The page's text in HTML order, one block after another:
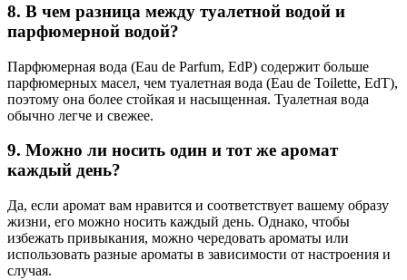
8. В чем разница между туалетной водой и
парфюмерной водой?
Парфюмерная вода (Eau de Parfum, EdP) содержит больше
парфюмерных масел, чем туалетная вода (Eau de Toilette, EdT),
поэтому она более стойкая и насыщенная. Туалетная вода
обычно легче и свежее.
9. Можно ли носить один и тот же аромат
каждый день?
Да, если аромат вам нравится и соответствует вашему образу
жизни, его можно носить каждый день. Однако, чтобы
избежать привыкания, можно чередовать ароматы или
использовать разные ароматы в зависимости от настроения и
случая.